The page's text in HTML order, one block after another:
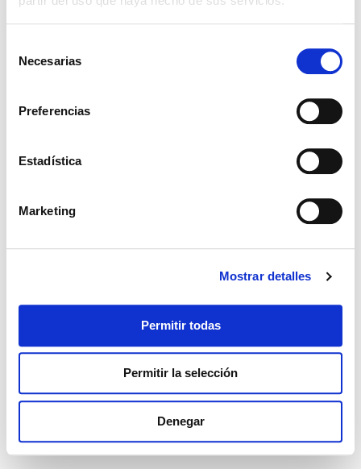
Necesarias
Preferencias
Estadística
Marketing
Mostrar detalles
Permitir todas
Permitir la selección
Denegar